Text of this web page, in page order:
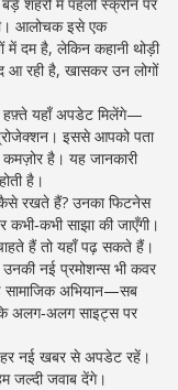
आलोचक इसे एक
दम है, लेकिन कहानी थोड़ी
आ रही है, खासकर उन लोगों
यहाँ अपडेट मिलेंगे—
इससे आपको पता
है। यह जानकारी
है।
रखते हैं? उनका फिटनेस
साझा की जाएँगी।
हैं तो यहाँ पढ़ सकते हैं।
नई प्रमोशन्स भी कवर
सामाजिक अभियान—सब
अलग‑अलग साइट्स पर
हर नई खबर से अपडेट रहें।
जल्दी जवाब देंगे।